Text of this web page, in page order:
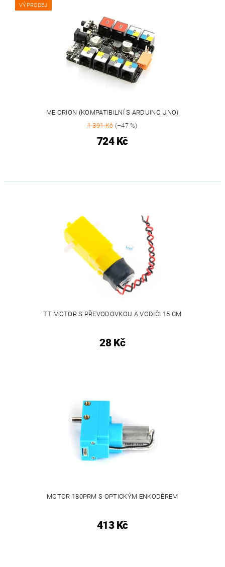
VÝPRODEJ
ME ORION (KOMPATIBILNÍ S ARDUINO UNO)
1 391 Kč(–47 %)
724 Kč
TT MOTOR S PŘEVODOVKOU A VODIČI 15 CM
28 Kč
MOTOR 180PRM S OPTICKÝM ENKODÉREM
413 Kč